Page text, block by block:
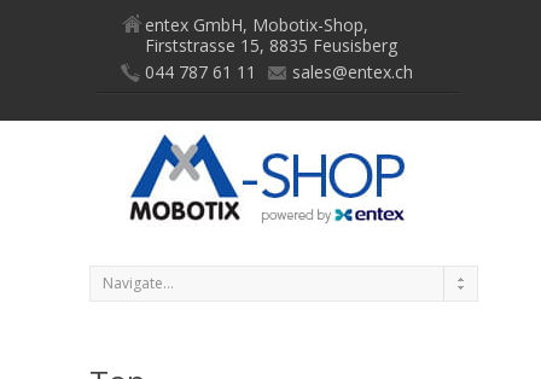
entex GmbH, Mobotix-Shop,
Firststrasse 15, 8835 Feusisberg
044 787 61 11
sales@entex.ch